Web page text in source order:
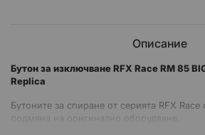
Описание
Бутон за изключване RFX Race RM 85
Replica
Бутоните за спиране от серията RFX Race
подмяна на оригинално оборудване.